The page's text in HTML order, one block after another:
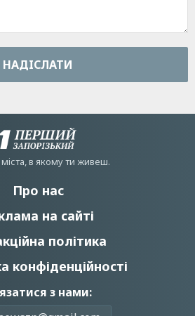
НАДIСЛАТИ
в якому ти живеш.
Про нас
на сайті
політика
конфіденційності
з нами: